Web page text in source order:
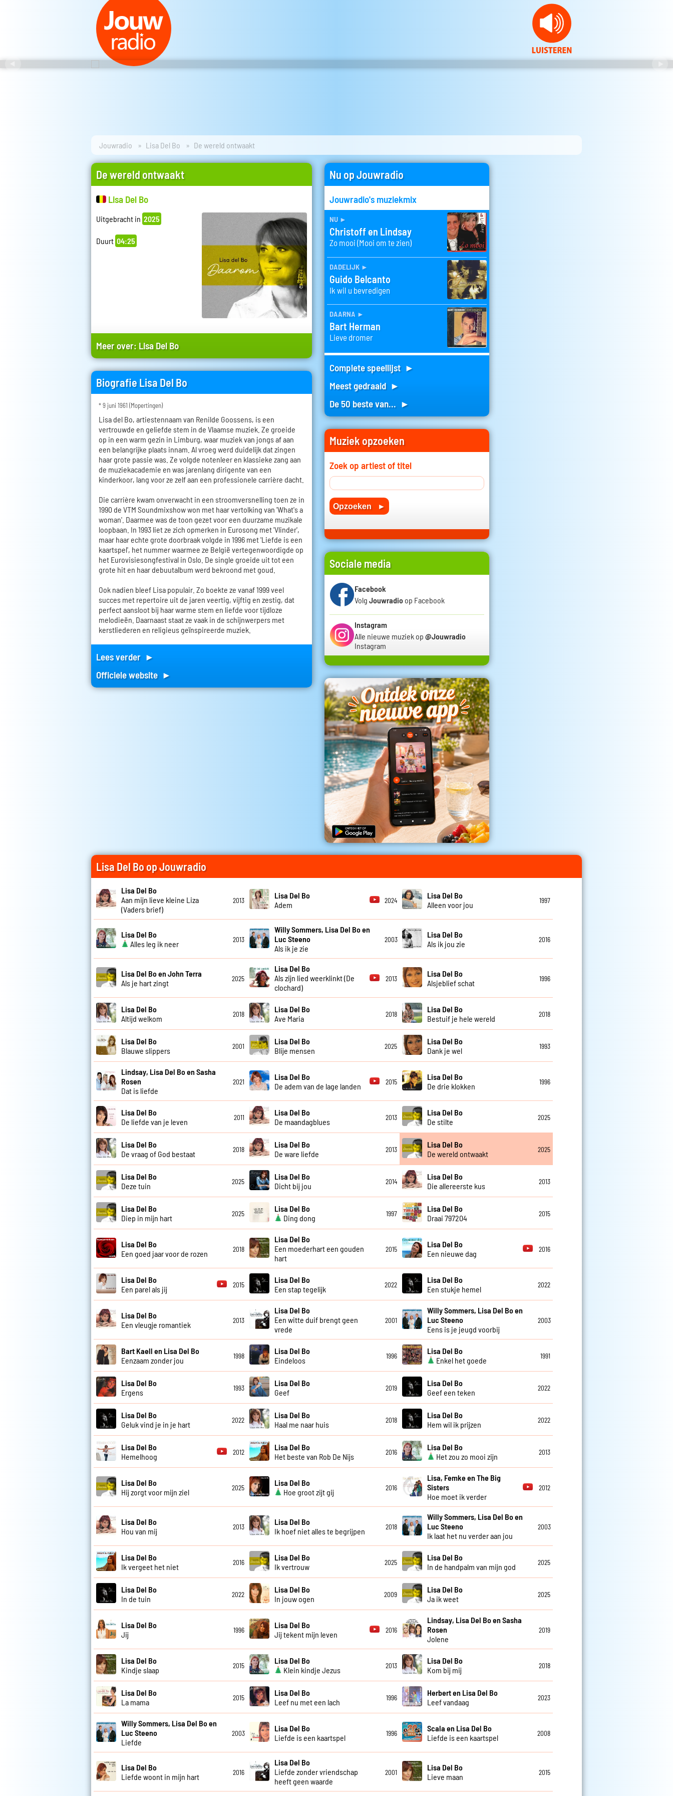
Jouwradio Lisa Del Bo De wereld ontwaakt
De wereld ontwaakt
Lisa Del Bo
Uitgebracht in 2025
Duurt 04:25
Meer over: Lisa Del Bo
Biografie Lisa Del Bo
* 9 juni 1961 (Mopertingen)
Lisa del Bo, artiestennaam van Renilde Goossens, is een
vertrouwde en geliefde stem in de Vlaamse muziek. Ze groeide
op in een warm gezin in Limburg, waar muziek van jongs af aan
een belangrijke plaats innam. Al vroeg werd duidelijk dat zingen
haar grote passie was. Ze volgde notenleer en klassieke zang aan
de muziekacademie en was jarenlang dirigente van een
kinderkoor, lang voor ze zelf aan een professionele carrière dacht.
Die carrière kwam onverwacht in een stroomversnelling toen ze in
1990 de VTM Soundmixshow won met haar vertolking van 'What's a
woman'. Daarmee was de toon gezet voor een duurzame muzikale
loopbaan. In 1993 liet ze zich opmerken in Eurosong met 'Vlinder',
maar haar echte grote doorbraak volgde in 1996 met 'Liefde is een
kaartspel', het nummer waarmee ze België vertegenwoordigde op
het Eurovisiesongfestival in Oslo. De single groeide uit tot een
grote hit en haar debuutalbum werd bekroond met goud.
Ook nadien bleef Lisa populair. Zo boekte ze vanaf 1999 veel
succes met repertoire uit de jaren veertig, vijftig en zestig, dat
perfect aansloot bij haar warme stem en liefde voor tijdloze
melodieën. Daarnaast staat ze vaak in de schijnwerpers met
kerstliederen en religieus geïnspireerde muziek.
Lees verder ►
Officiele website ►
Nu op Jouwradio
Jouwradio's muziekmix
nu ►
Christoff en Lindsay
Zo mooi (Mooi om te zien)
dadelijk ►
Guido Belcanto
Ik wil u bevredigen
daarna ►
Bart Herman
Lieve dromer
Complete speellijst ►
Meest gedraaid ►
De 50 beste van... ►
Muziek opzoeken
Zoek op artiest of titel
Sociale media
Facebook
Volg Jouwradio op Facebook
Instagram
Alle nieuwe muziek op @Jouwradio
Instagram
Lisa Del Bo op Jouwradio
Lisa Del Bo
Aan mijn lieve kleine Liza
(Vaders brief)
2013
Lisa Del Bo
Adem
2024
Lisa Del Bo
Alleen voor jou
1997
Lisa Del Bo
Alles leg ik neer
2013
Willy Sommers, Lisa Del Bo en
Luc Steeno
Als ik je zie
2003
Lisa Del Bo
Als ik jou zie
2016
Lisa Del Bo en John Terra
Als je hart zingt
2025
Lisa Del Bo
Als zijn lied weerklinkt (De
clochard)
2013
Lisa Del Bo
Alsjeblief schat
1996
Lisa Del Bo
Altijd welkom
2018
Lisa Del Bo
Ave Maria
2018
Lisa Del Bo
Bestuif je hele wereld
2018
Lisa Del Bo
Blauwe slippers
2001
Lisa Del Bo
Blije mensen
2025
Lisa Del Bo
Dank je wel
1993
Lindsay, Lisa Del Bo en Sasha
Rosen
Dat is liefde
2021
Lisa Del Bo
De adem van de lage landen
2015
Lisa Del Bo
De drie klokken
1996
Lisa Del Bo
De liefde van je leven
2011
Lisa Del Bo
De maandagblues
2013
Lisa Del Bo
De stilte
2025
Lisa Del Bo
De vraag of God bestaat
2018
Lisa Del Bo
De ware liefde
2013
Lisa Del Bo
De wereld ontwaakt
2025
Lisa Del Bo
Deze tuin
2025
Lisa Del Bo
Dicht bij jou
2014
Lisa Del Bo
Die allereerste kus
2013
Lisa Del Bo
Diep in mijn hart
2025
Lisa Del Bo
Ding dong
1997
Lisa Del Bo
Draai 797204
2015
Lisa Del Bo
Een goed jaar voor de rozen
2018
Lisa Del Bo
Een moederhart een gouden
hart
2015
Lisa Del Bo
Een nieuwe dag
2016
Lisa Del Bo
Een parel als jij
2015
Lisa Del Bo
Een stap tegelijk
2022
Lisa Del Bo
Een stukje hemel
2022
Lisa Del Bo
Een vleugje romantiek
2013
Lisa Del Bo
Een witte duif brengt geen
vrede
2001
Willy Sommers, Lisa Del Bo en
Luc Steeno
Eens is je jeugd voorbij
2003
Bart Kaell en Lisa Del Bo
Eenzaam zonder jou
1998
Lisa Del Bo
Eindeloos
1996
Lisa Del Bo
Enkel het goede
1991
Lisa Del Bo
Ergens
1993
Lisa Del Bo
Geef
2019
Lisa Del Bo
Geef een teken
2022
Lisa Del Bo
Geluk vind je in je hart
2022
Lisa Del Bo
Haal me naar huis
2018
Lisa Del Bo
Hem wil ik prijzen
2022
Lisa Del Bo
Hemelhoog
2012
Lisa Del Bo
Het beste van Rob De Nijs
2016
Lisa Del Bo
Het zou zo mooi zijn
2013
Lisa Del Bo
Hij zorgt voor mijn ziel
2025
Lisa Del Bo
Hoe groot zijt gij
2016
Lisa, Femke en The Big
Sisters
Hoe moet ik verder
2012
Lisa Del Bo
Hou van mij
2013
Lisa Del Bo
Ik hoef niet alles te begrijpen
2018
Willy Sommers, Lisa Del Bo en
Luc Steeno
Ik laat het nu verder aan jou
2003
Lisa Del Bo
Ik vergeet het niet
2016
Lisa Del Bo
Ik vertrouw
2025
Lisa Del Bo
In de handpalm van mijn god
2025
Lisa Del Bo
In de tuin
2022
Lisa Del Bo
In jouw ogen
2009
Lisa Del Bo
Ja ik weet
2025
Lisa Del Bo
Jij
1996
Lisa Del Bo
Jij tekent mijn leven
2016
Lindsay, Lisa Del Bo en Sasha
Rosen
Jolene
2019
Lisa Del Bo
Kindje slaap
2015
Lisa Del Bo
Klein kindje Jezus
2013
Lisa Del Bo
Kom bij mij
2018
Lisa Del Bo
La mama
2015
Lisa Del Bo
Leef nu met een lach
1996
Herbert en Lisa Del Bo
Leef vandaag
2023
Willy Sommers, Lisa Del Bo en
Luc Steeno
Liefde
2003
Lisa Del Bo
Liefde is een kaartspel
1996
Scala en Lisa Del Bo
Liefde is een kaartspel
2008
Lisa Del Bo
Liefde woont in mijn hart
2016
Lisa Del Bo
Liefde zonder vriendschap
heeft geen waarde
2001
Lisa Del Bo
Lieve maan
2015